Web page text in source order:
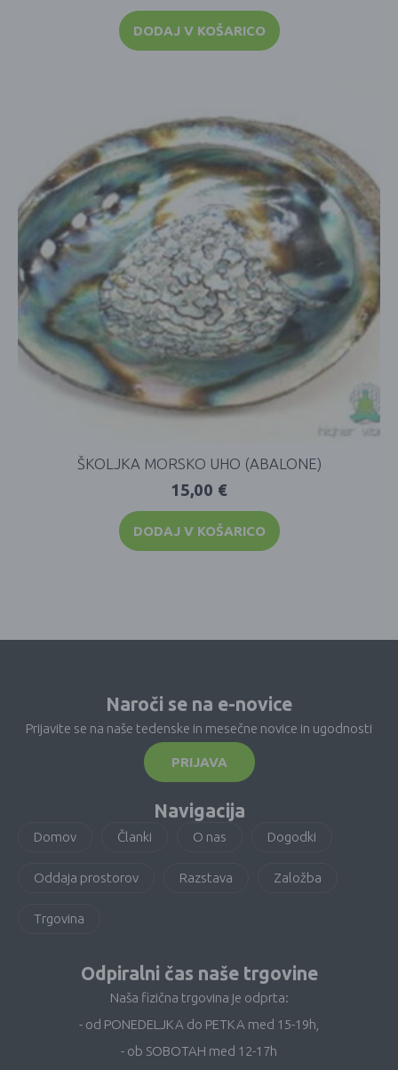
DODAJ V KOŠARICO
ŠKOLJKA MORSKO UHO (ABALONE)
15,00 €
DODAJ V KOŠARICO
Naroči se na e-novice
Prijavite se na naše tedenske in mesečne novice in ugodnosti
PRIJAVA
Navigacija
Domov Članki O nas Dogodki
Oddaja prostorov Razstava Založba
Trgovina
Odpiralni čas naše trgovine
Naša fizična trgovina je odprta:
- od PONEDELJKA do PETKA med 15-19h,
- ob SOBOTAH med 12-17h